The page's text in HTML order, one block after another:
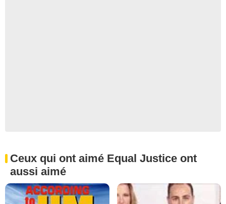
Ceux qui ont aimé Equal Justice ont
aussi aimé